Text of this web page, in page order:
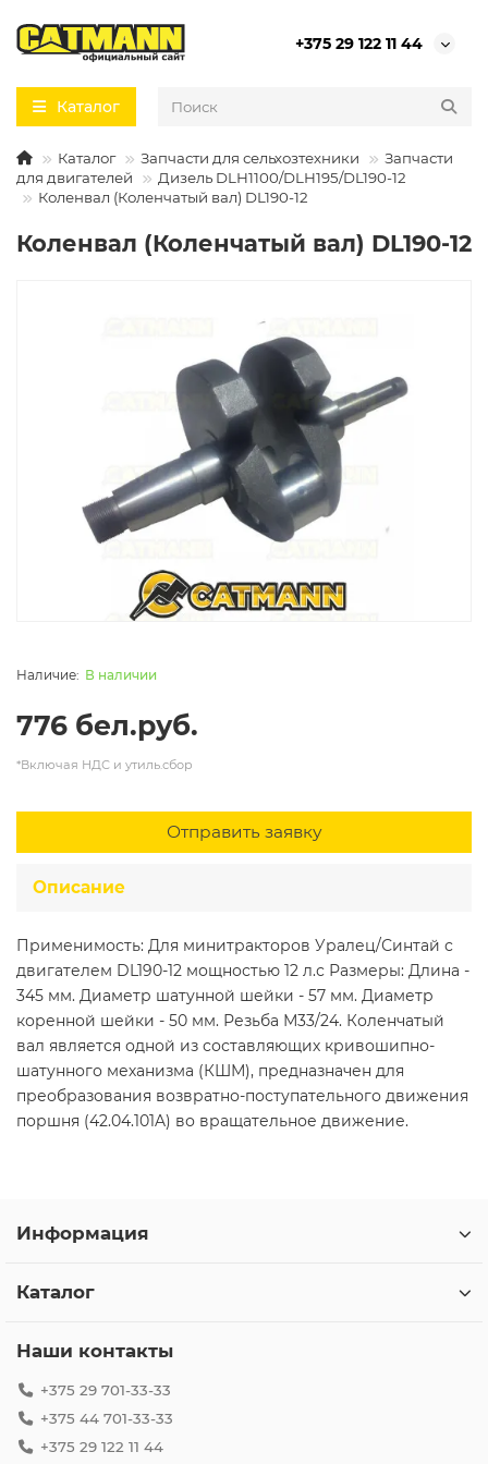
+375 29 122 11 44
Каталог
Каталог Запчасти для сельхозтехники
Запчасти
для двигателей
Дизель DLH1100/DLH195/DL190-12
Коленвал (Коленчатый вал) DL190-12
Коленвал (Коленчатый вал) DL190-12
В наличии
776 бел.руб.
*Включая НДС и утиль.сбор
Отправить заявку
Описание
Применимость: Для минитракторов Уралец/Синтай с
двигателем DL190-12 мощностью 12 л.с Размеры: Длина -
345 мм. Диаметр шатунной шейки - 57 мм. Диаметр
коренной шейки - 50 мм. Резьба М33/24. Коленчатый
вал является одной из составляющих кривошипно-
шатунного механизма (КШМ), предназначен для
преобразования возвратно-поступательного движения
поршня (42.04.101A) во вращательное движение.
Информация
Каталог
Наши контакты
+375 29 701-33-33
+375 44 701-33-33
+375 29 122 11 44